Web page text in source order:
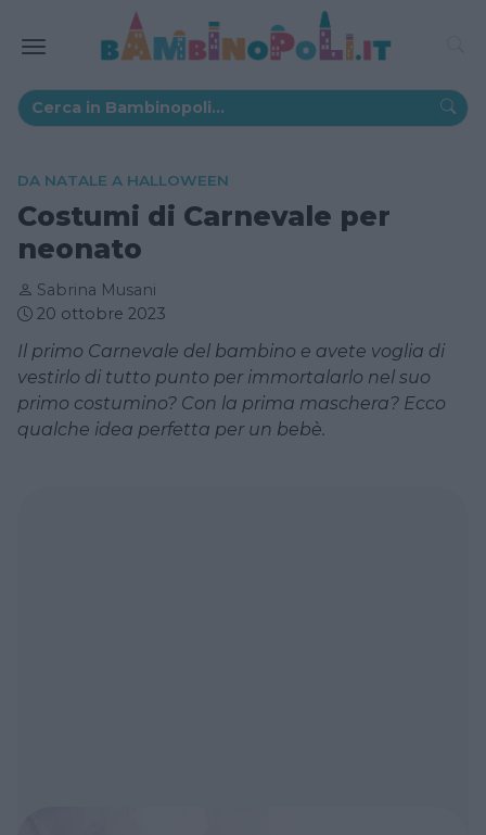
DA NATALE A HALLOWEEN
Costumi di Carnevale per
neonato
Sabrina Musani
20 ottobre 2023
Il primo Carnevale del bambino e avete voglia di
vestirlo di tutto punto per immortalarlo nel suo
primo costumino? Con la prima maschera? Ecco
qualche idea perfetta per un bebè.